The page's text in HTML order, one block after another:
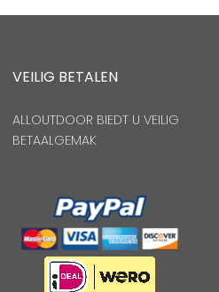
VEILIG BETALEN
ALLOUTDOOR BIEDT U VEILIG
BETAALGEMAK